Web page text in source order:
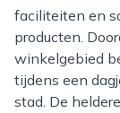
faciliteiten en
producten.
winkelgebied
tijdens een
stad. De